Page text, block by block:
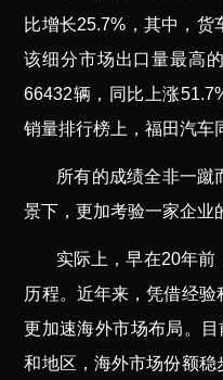
比增长25.7%，其中，货
该细分市场出口量最高
66432辆，同比上涨
销量排行榜上，福田汽车
所有的成绩全非一蹴
景下，更加考验一家企业
实际上，早在20年前
历程。近年来，凭借经
更加速海外市场布局。
和地区，海外市场份额